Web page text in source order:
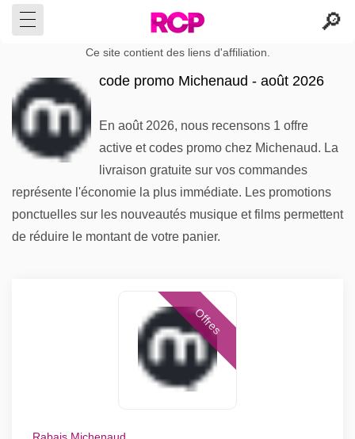
Ce site contient des liens d'affiliation.
code promo Michenaud - août 2026
En août 2026, nous recensons 1 offre
active et codes promo chez Michenaud. La
livraison gratuite sur vos commandes
représente l'économie la plus immédiate. Les promotions
ponctuelles sur les nouveautés musique et films permettent
de réduire le montant de votre panier.
Offres